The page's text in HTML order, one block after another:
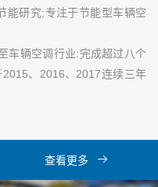
能研究;专注于节能型车辆空
车辆空调行业:完成超过八个
、2016、2017连续三年
查看更多